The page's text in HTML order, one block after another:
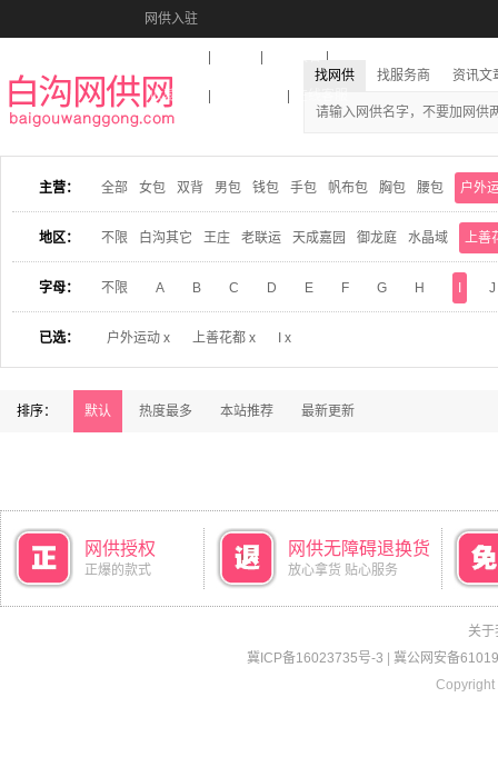
网供入驻
收藏本站
找网供 找服务商 资讯文
主营： 全部 女包 双背 男包 钱包 手包 帆布包 胸包 腰包 户外
地区： 不限 白沟其它 王庄 老联运 天成嘉园 御龙庭 水晶域 上善
字母： 不限 A B C D E F G H J
已选： 户外运动 x 上善花都 x I x
排序： 默认 热度最多 本站推荐 最新更新
网供授权
正爆的款式
网供无障碍退换货
放心拿货 贴心服务
关于
冀ICP备16023735号-3
冀公网安备